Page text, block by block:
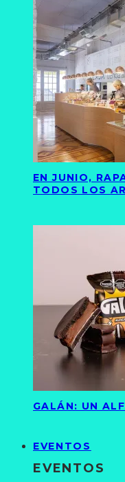
EN JUNIO,
TODOS LOS
GALÁN: UN
EVENTOS
EVENTOS